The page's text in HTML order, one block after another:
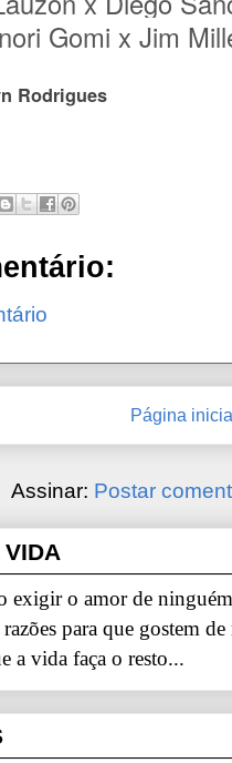
Gomi x Jim
Rodrigues
Página
Assinar: Postar
VIDA
exigir o amor de
para que gostem
a vida faça o resto...